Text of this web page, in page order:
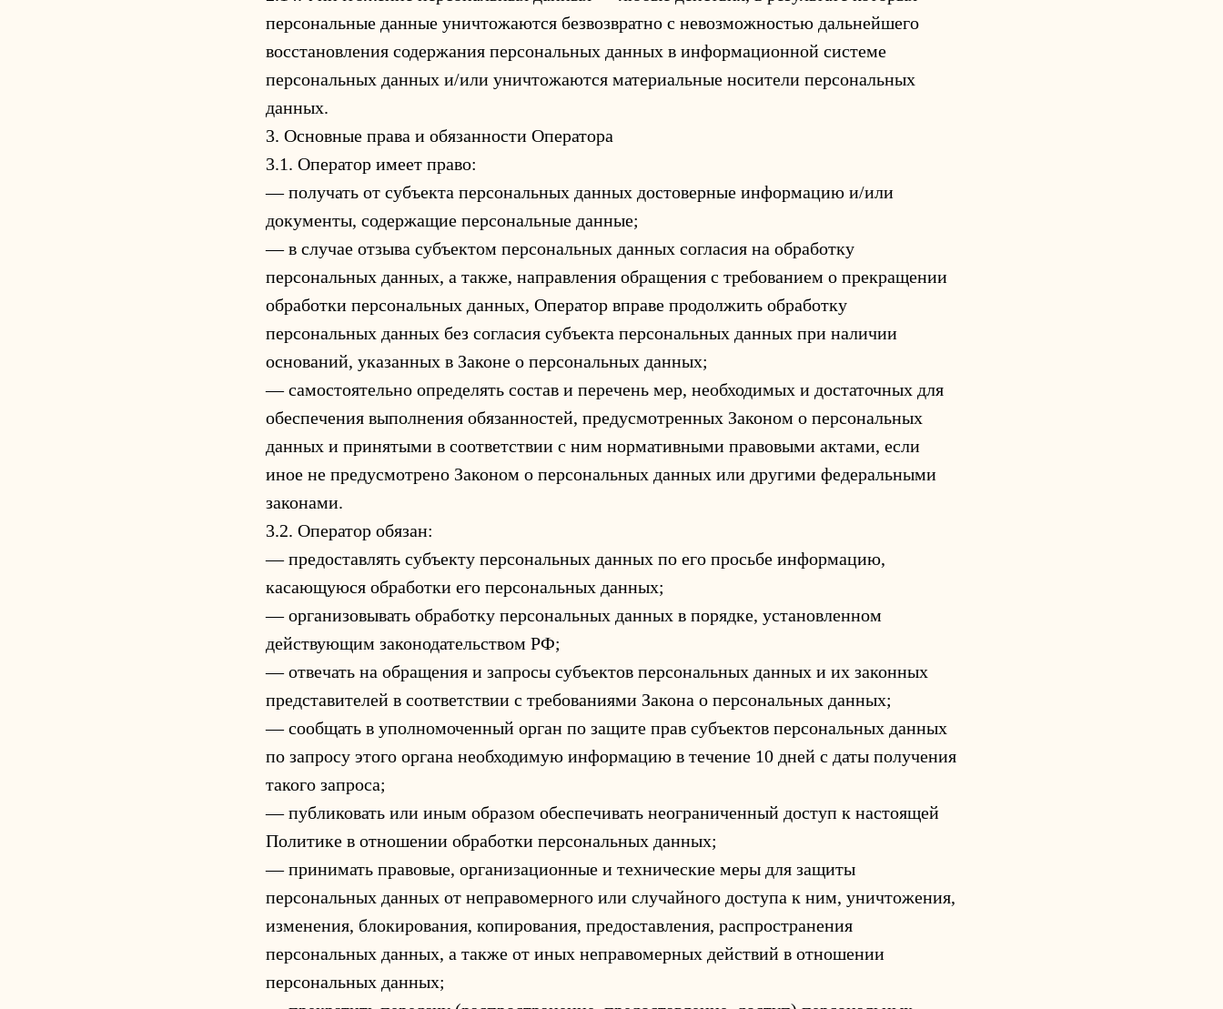
персональные данные уничтожаются безвозвратно с невозможностью дальнейшего
восстановления содержания персональных данных в информационной системе
персональных данных и/или уничтожаются материальные носители персональных
данных.
3. Основные права и обязанности Оператора
3.1. Оператор имеет право:
— получать от субъекта персональных данных достоверные информацию и/или
документы, содержащие персональные данные;
— в случае отзыва субъектом персональных данных согласия на обработку
персональных данных, а также, направления обращения с требованием о прекращении
обработки персональных данных, Оператор вправе продолжить обработку
персональных данных без согласия субъекта персональных данных при наличии
оснований, указанных в Законе о персональных данных;
— самостоятельно определять состав и перечень мер, необходимых и достаточных для
обеспечения выполнения обязанностей, предусмотренных Законом о персональных
данных и принятыми в соответствии с ним нормативными правовыми актами, если
иное не предусмотрено Законом о персональных данных или другими федеральными
законами.
3.2. Оператор обязан:
— предоставлять субъекту персональных данных по его просьбе информацию,
касающуюся обработки его персональных данных;
— организовывать обработку персональных данных в порядке, установленном
действующим законодательством РФ;
— отвечать на обращения и запросы субъектов персональных данных и их законных
представителей в соответствии с требованиями Закона о персональных данных;
— сообщать в уполномоченный орган по защите прав субъектов персональных данных
по запросу этого органа необходимую информацию в течение 10 дней с даты получения
такого запроса;
— публиковать или иным образом обеспечивать неограниченный доступ к настоящей
Политике в отношении обработки персональных данных;
— принимать правовые, организационные и технические меры для защиты
персональных данных от неправомерного или случайного доступа к ним, уничтожения,
изменения, блокирования, копирования, предоставления, распространения
персональных данных, а также от иных неправомерных действий в отношении
персональных данных;